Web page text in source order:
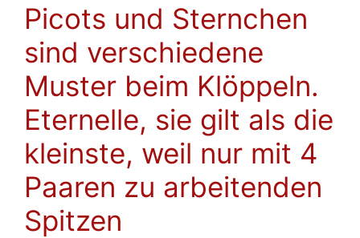
Picots und Sternchen
sind verschiedene
Muster beim Klöppeln.
Eternelle, sie gilt als die
kleinste, weil nur mit 4
Paaren zu arbeitenden
Spitzen